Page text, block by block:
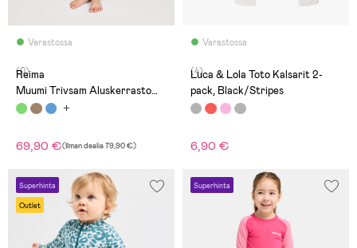
Varastossa
(0)
Reima
Muumi Trivsam Aluskerrasto
Merinovillasekoite, Airy Green
69,90 €(Ilman dealia79,90 €)
Varastossa
(4)
Luca & Lola Toto Kalsarit 2-
pack, Black/Stripes
6,90 €
Superhinta
Outlet
Superhinta